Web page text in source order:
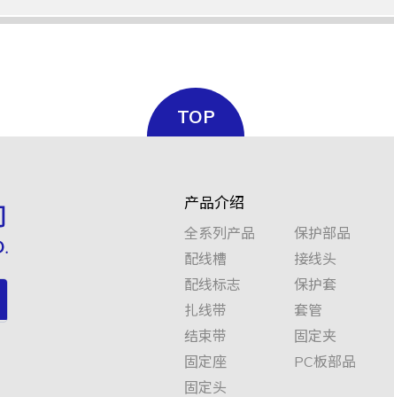
2：1 30.0
0.60 40.0
TOP
产品介绍
全系列产品
配线槽
配线标志
扎线带
结束带
固定座
固定头
保护部品
接线头
保护套
套管
固定夹
PC板部品